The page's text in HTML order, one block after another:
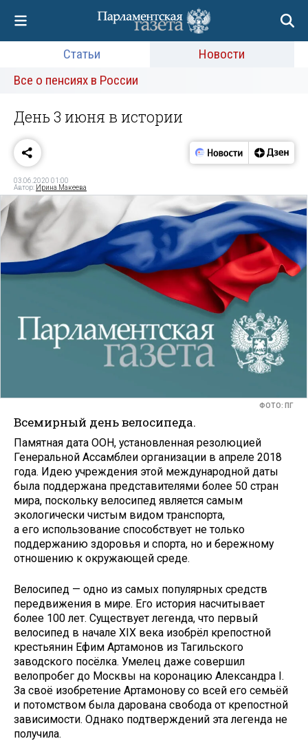
Статьи
Новости
Все о пенсиях в России
День 3 июня в истории
03.06.2020 01:00
Автор: Ирина Макеева
ФОТО: ПГ
Всемирный день велосипеда.
Памятная дата ООН, установленная резолюцией
Генеральной Ассамблеи организации в апреле 2018
года. Идею учреждения этой международной даты
была поддержана представителями более 50 стран
мира, поскольку велосипед является самым
экологически чистым видом транспорта,
а его использование способствует не только
поддержанию здоровья и спорта, но и бережному
отношению к окружающей среде.
Велосипед — одно из самых популярных средств
передвижения в мире. Его история насчитывает
более 100 лет. Существует легенда, что первый
велосипед в начале XIX века изобрёл крепостной
крестьянин Ефим Артамонов из Тагильского
заводского посёлка. Умелец даже совершил
велопробег до Москвы на коронацию Александра I.
За своё изобретение Артамонову со всей его семьёй
и потомством была дарована свобода от крепостной
зависимости. Однако подтверждений эта легенда не
получила.